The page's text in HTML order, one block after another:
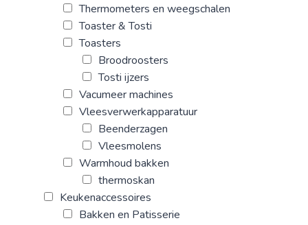
Thermometers en weegschalen
Toaster & Tosti
Toasters
Broodroosters
Tosti ijzers
Vacumeer machines
Vleesverwerkapparatuur
Beenderzagen
Vleesmolens
Warmhoud bakken
thermoskan
Keukenaccessoires
Bakken en Patisserie